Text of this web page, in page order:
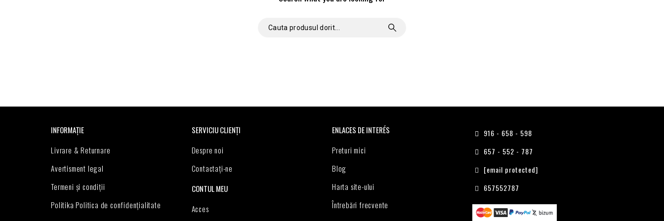
Kupite svoju robnu torbu sada u The Animal Soul Brands i uživajte u najboljoj kvaliteti uz uslugu bez premca.
INFORMAȚIE
Livrare & Returnare
Avertisment legal
Termeni și condiții
Politika Politica de confidențialitate
SERVICIU CLIENȚI
Despre noi
Contactaţi-ne
CONTUL MEU
Acces
ENLACES DE INTERÉS
Preturi mici
Blog
Harta site-ului
Întrebări frecvente
916 - 658 - 598
657 - 552 - 787
[email protected]
657552787